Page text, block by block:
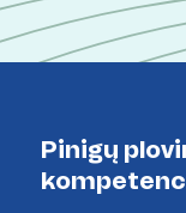
Pinigų